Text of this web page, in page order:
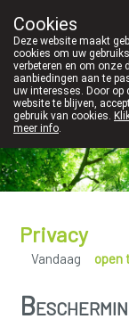
Vandaag open
Privacy
Cookies
Deze website maakt
cookies om uw
verbeteren en om onze
aanbiedingen aan te
uw interesses. Door op
website te blijven,
gebruik van cookies.
meer info.